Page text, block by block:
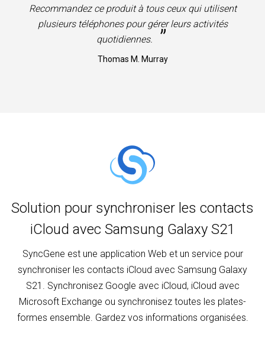
Recommandez ce produit à tous ceux qui utilisent
plusieurs téléphones pour gérer leurs activités
quotidiennes.
”
Thomas M. Murray
Solution pour synchroniser les contacts
iCloud avec Samsung Galaxy S21
SyncGene est une application Web et un service pour
synchroniser les contacts iCloud avec Samsung Galaxy
S21. Synchronisez Google avec iCloud, iCloud avec
Microsoft Exchange ou synchronisez toutes les plates-
formes ensemble. Gardez vos informations organisées.